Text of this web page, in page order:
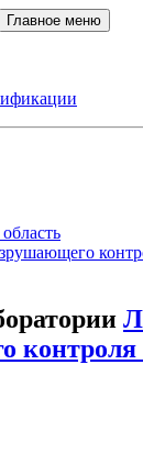
Главное меню